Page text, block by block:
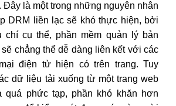
Đây là một trong những nguyên nhân
DRM liền lạc sẽ khó thực hiện, bởi
chí cụ thể, phần mềm quản lý bản
chẳng thể dễ dàng liên kết với các
điện tử hiện có trên trang. Tuy
dữ liệu tải xuống từ một trang web
quá phức tạp, phần khó khăn hơn